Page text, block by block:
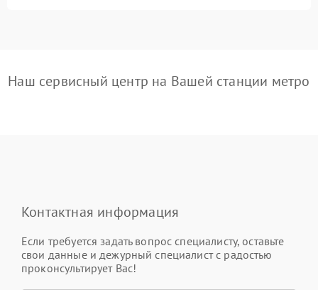
Наш сервисный центр на Вашей станции метро
Контактная информация
Если требуется задать вопрос специалисту, оставьте
свои данные и дежурный специалист с радостью
проконсультирует Вас!